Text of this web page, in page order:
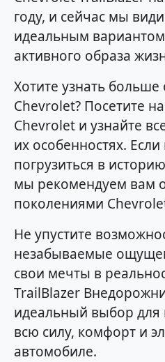
году, и сейчас мы
идеальным
активного образа
Хотите узнать
Chevrolet? Посетите
Chevrolet и узнайте
их особенностях.
погрузиться в
мы рекомендуем вам
поколениями
Не упустите
незабываемые
свои мечты в
TrailBlazer
идеальный выбор для
всю силу, комфорт и
автомобиле.